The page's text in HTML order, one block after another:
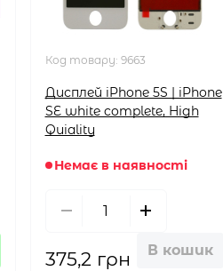
Код товару: 9663
Дисплей iPhone 5S | iPhone
SE white complete, High
Quiality
Немає в наявності
375,2 грн В кошик